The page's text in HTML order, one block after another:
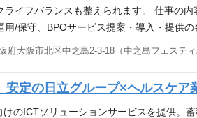
プ企業の一員として】製薬企業を中心と
サービスを提供している会社です。
イフバランスも整えられます。 仕事の
用/保守、BPOサービス提案・導入・提供
規模(2人月)～大規模(100人月以上)まで
提案から実行管理、また、若手社員の
SQLServer等)を用いた業務アプリケ
)の実施経験 ④プロジェクトマネジメント
府大阪市北区中之島2-3-18（中之島フェスティ
安定の日立グループ×ヘルスケア
のICTソリューションサービスを提供。